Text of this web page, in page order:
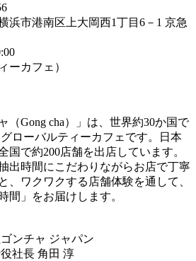
区上大岡西1丁目6－1 京急
カフェ）
Gong cha）」は、世界約30か国で
ローバルティーカフェです。日本
国で約200店舗を出店しています。
出時間にこだわりながらお店で丁寧
、ワクワクする店舗体験を通して、
間」をお届けします。
チャ ジャパン
社長 角田 淳